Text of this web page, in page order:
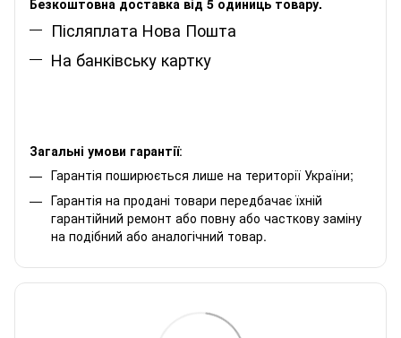
Безкоштовна доставка від 5 одиниць товару.
Післяплата Нова Пошта
На банківську картку
Загальні умови гарантії:
Гарантія поширюється лише на території України;
Гарантія на продані товари передбачає їхній
гарантійний ремонт або повну або часткову заміну
на подібний або аналогічний товар.